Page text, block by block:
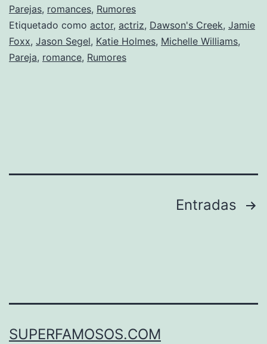
+
Jason
Segel
Parejas, romances, Rumores
Etiquetado como actor, actriz, Dawson's Creek, Jamie
Foxx, Jason Segel, Katie Holmes, Michelle Williams,
Pareja, romance, Rumores
Entradas
SUPERFAMOSOS.COM